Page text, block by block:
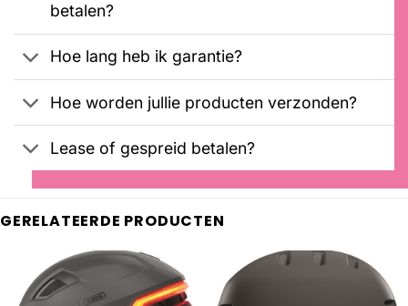
betalen?
Hoe lang heb ik garantie?
Hoe worden jullie producten verzonden?
Lease of gespreid betalen?
GERELATEERDE PRODUCTEN